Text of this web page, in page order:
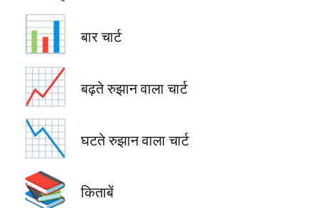
📊 बार चार्ट
📈 बढ़ते रुझान वाला चार्ट
📉 घटते रुझान वाला चार्ट
📚 किताबें